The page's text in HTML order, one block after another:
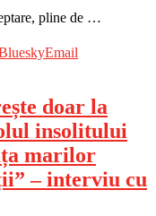
pline de …
Email
doar la
insolitului
marilor
– interviu cu